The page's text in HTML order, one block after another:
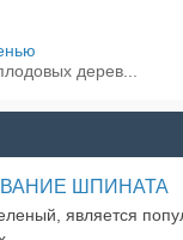
дерев...
ШПИНАТА
является